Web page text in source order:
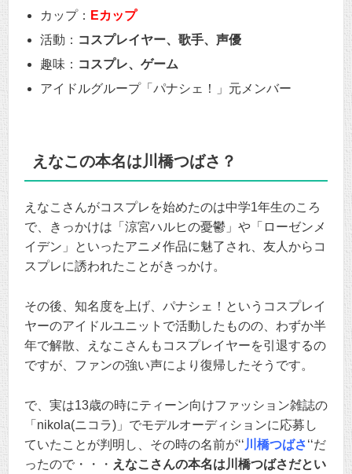
カップ： Eカップ
活動： コスプレイヤー、歌手、声優
趣味： コスプレ、ゲーム
アイドルグループ「パナシェ！」元メンバー
えなこの本名は川橋つばさ？
えなこさんがコスプレを始めたのは中学1年生のころ
で、きっかけは「涼宮ハルヒの憂鬱」や「ローゼンメ
イデン」といったアニメ作品に魅了され、友人からコ
スプレに誘われたことがきっかけ。
その後、知名度を上げ、パナシェ！というコスプレイ
ヤーのアイドルユニットで活動したものの、わずか半
年で解散、えなこさんもコスプレイヤーを引退するの
ですが、ファンの強い声により復帰したそうです。
で、実は13歳の時にティーン向けファッション雑誌の
「nikola(ニコラ)」でモデルオーディションに応募し
ていたことが判明し、その時の名前が‘‘ 川橋つばさ‘‘だ
ったので・・・ えなこさんの本名は川橋つばさだとい